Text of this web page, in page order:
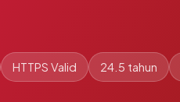
HTTPS Valid 24.5 tahun